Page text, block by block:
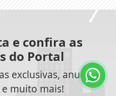
e confira as
do Portal
exclusivas, anunciar
muito mais!